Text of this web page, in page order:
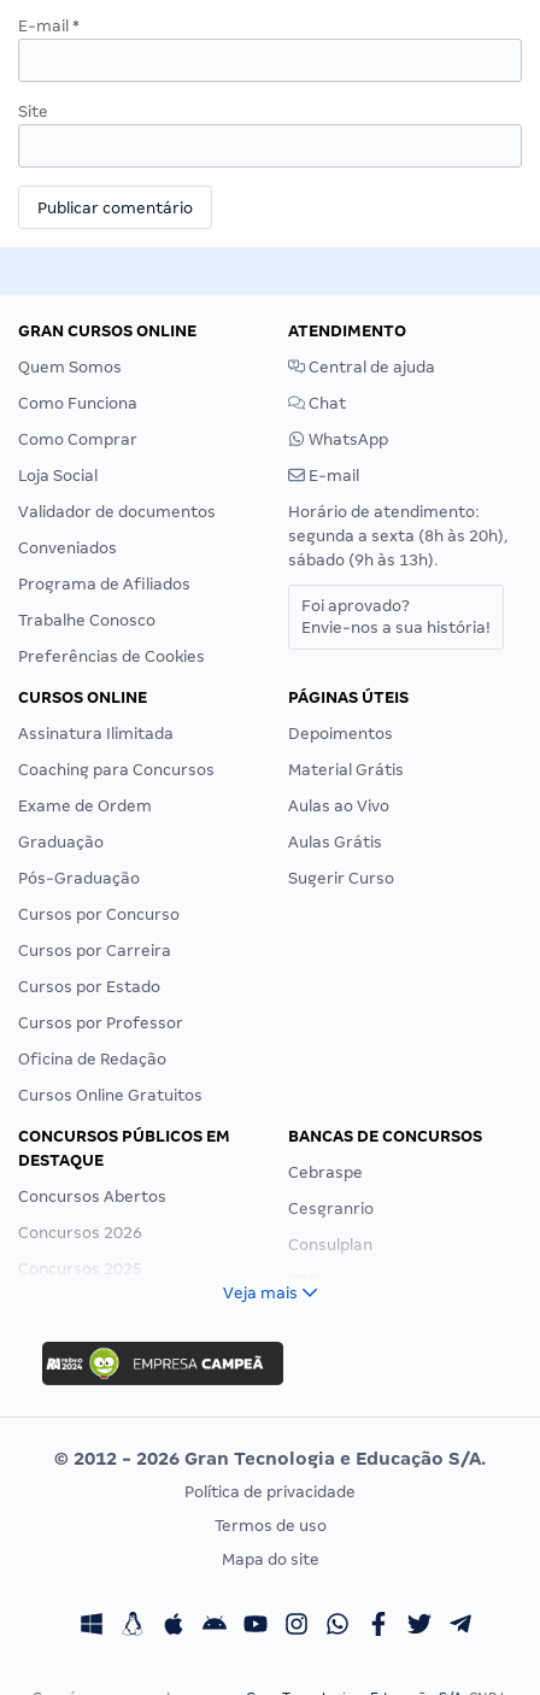
E-mail *
Site
GRAN CURSOS ONLINE
Quem Somos
Como Funciona
Como Comprar
Loja Social
Validador de documentos
Conveniados
Programa de Afiliados
Trabalhe Conosco
Preferências de Cookies
ATENDIMENTO
Central de ajuda
Chat
WhatsApp
E-mail
Horário de atendimento:
segunda a sexta (8h às 20h),
sábado (9h às 13h).
Foi aprovado?
Envie-nos a sua história!
CURSOS ONLINE
Assinatura Ilimitada
Coaching para Concursos
Exame de Ordem
Graduação
Pós-Graduação
Cursos por Concurso
Cursos por Carreira
Cursos por Estado
Cursos por Professor
Oficina de Redação
Cursos Online Gratuitos
PÁGINAS ÚTEIS
Depoimentos
Material Grátis
Aulas ao Vivo
Aulas Grátis
Sugerir Curso
CONCURSOS PÚBLICOS EM
DESTAQUE
Concursos Abertos
Concursos 2026
Concursos 2025
Concurso Ibama
Concurso MPU
Editais publicados
BANCAS DE CONCURSOS
Cebraspe
Cesgranrio
Consulplan
Vunesp
CONCURSOS POR PROFISSÃO
Concursos Fiscais
EXAME DE ORDEM
Calendário OAB
Veja mais
© 2012 - 2026 Gran Tecnologia e Educação S/A.
Política de privacidade
Termos de uso
Mapa do site